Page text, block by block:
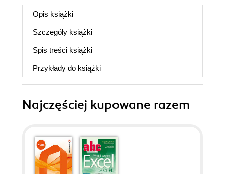
Opis książki
Szczegóły książki
Spis treści książki
Przykłady do książki
Najczęściej kupowane razem